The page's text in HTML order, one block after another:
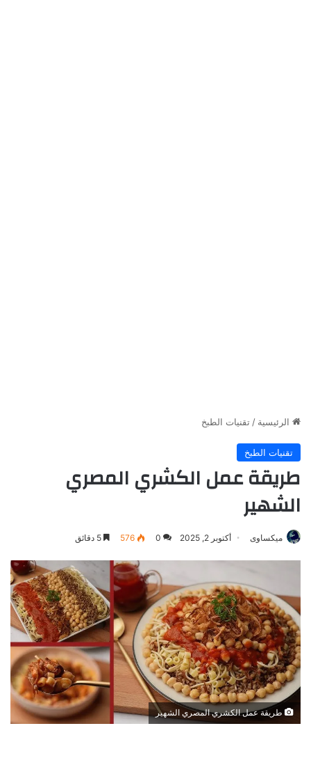
الرئيسية / تقنيات الطبخ
تقنيات الطبخ
طريقة عمل الكشري المصري
الشهير
ميكساوى أكتوبر 2, 2025 0
576
طريقة عمل الكشري المصري الشهير